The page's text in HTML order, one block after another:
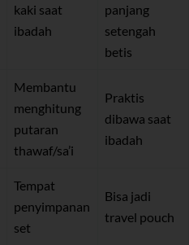
kaki saat
ibadah
panjang
setengah
betis
Membantu
menghitung
putaran
thawaf/sa’i
Praktis
dibawa saat
ibadah
Tempat
penyimpanan
set
Bisa jadi
travel pouch